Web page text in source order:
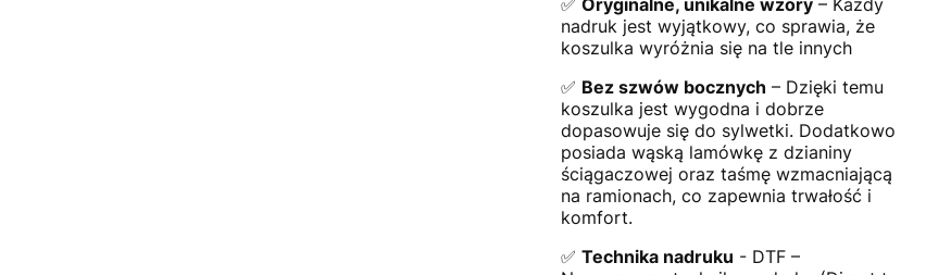
✅Oryginalne, unikalne wzory – Każdy
nadruk jest wyjątkowy, co sprawia, że
koszulka wyróżnia się na tle innych
✅ Bez szwów bocznych – Dzięki temu
koszulka jest wygodna i dobrze
dopasowuje się do sylwetki. Dodatkowo
posiada wąską lamówkę z dzianiny
ściągaczowej oraz taśmę wzmacniającą
na ramionach, co zapewnia trwałość i
komfort.
✅Technika nadruku - DTF –